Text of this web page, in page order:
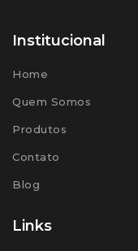
Institucional
Home
Quem Somos
Produtos
Contato
Blog
Links